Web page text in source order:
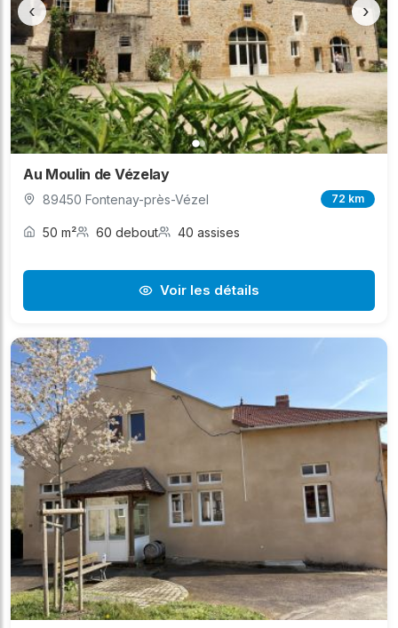
‹ ›
Au Moulin de Vézelay
89450 Fontenay-près-Vézel 72 km
50 m² 60 debout 40 assises
Voir les détails